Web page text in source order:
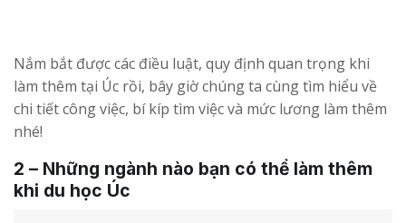
Nắm bắt được các điều luật, quy định quan trọng khi
làm thêm tại Úc rồi, bây giờ chúng ta cùng tìm hiểu về
chi tiết công việc, bí kíp tìm việc và mức lương làm thêm
nhé!
2 – Những ngành nào bạn có thể làm thêm
khi du học Úc